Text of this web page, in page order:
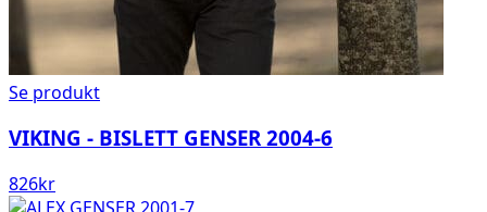
Se produkt
VIKING - BISLETT GENSER 2004-6
826kr